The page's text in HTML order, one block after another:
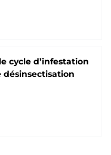
cycle d’infestation
désinsectisation